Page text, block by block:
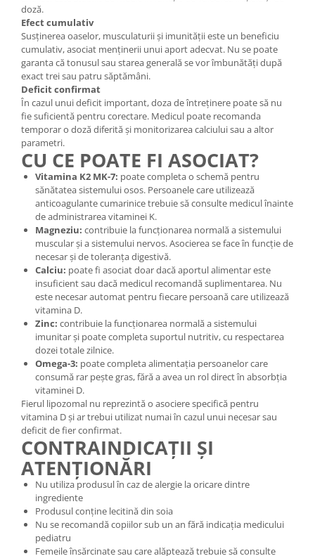
doză.
Efect cumulativ
Susținerea oaselor, musculaturii și imunității este un beneficiu
cumulativ, asociat menținerii unui aport adecvat. Nu se poate
garanta că tonusul sau starea generală se vor îmbunătăți după
exact trei sau patru săptămâni.
Deficit confirmat
În cazul unui deficit important, doza de întreținere poate să nu
fie suficientă pentru corectare. Medicul poate recomanda
temporar o doză diferită și monitorizarea calciului sau a altor
parametri.
CU CE POATE FI ASOCIAT?
Vitamina K2 MK-7: poate completa o schemă pentru
sănătatea sistemului osos. Persoanele care utilizează
anticoagulante cumarinice trebuie să consulte medicul înainte
de administrarea vitaminei K.
Magneziu: contribuie la funcționarea normală a sistemului
muscular și a sistemului nervos. Asocierea se face în funcție de
necesar și de toleranța digestivă.
Calciu: poate fi asociat doar dacă aportul alimentar este
insuficient sau dacă medicul recomandă suplimentarea. Nu
este necesar automat pentru fiecare persoană care utilizează
vitamina D.
Zinc: contribuie la funcționarea normală a sistemului
imunitar și poate completa suportul nutritiv, cu respectarea
dozei totale zilnice.
Omega-3: poate completa alimentația persoanelor care
consumă rar pește gras, fără a avea un rol direct în absorbția
vitaminei D.
Fierul lipozomal nu reprezintă o asociere specifică pentru
vitamina D și ar trebui utilizat numai în cazul unui necesar sau
deficit de fier confirmat.
CONTRAINDICAȚII ȘI
ATENȚIONĂRI
Nu utiliza produsul în caz de alergie la oricare dintre
ingrediente
Produsul conține lecitină din soia
Nu se recomandă copiilor sub un an fără indicația medicului
pediatru
Femeile însărcinate sau care alăptează trebuie să consulte